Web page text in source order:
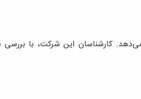
کارشناسان این شرکت، با بررسی